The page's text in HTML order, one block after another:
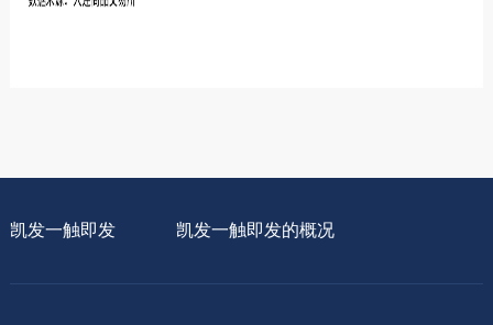
凯发一触即发 凯发一触即发的概况